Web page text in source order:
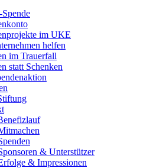
im UKE
helfen
im Trauerfall
statt Schenken
& Unterstützer
& Impressionen